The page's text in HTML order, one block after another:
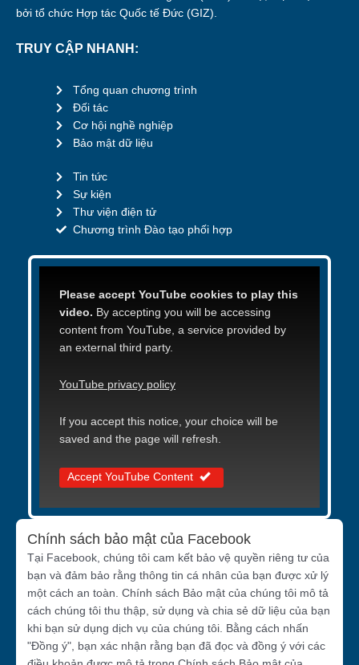
bởi tổ chức Hợp tác Quốc tế Đức (GIZ).
TRUY CẬP NHANH:
Tổng quan chương trình
Đối tác
Cơ hội nghề nghiệp
Bảo mật dữ liệu
Tin tức
Sự kiện
Thư viện điện tử
Chương trình Đào tạo phối hợp
Please accept YouTube cookies to play this
video. By accepting you will be accessing
content from YouTube, a service provided by
an external third party.
YouTube privacy policy
If you accept this notice, your choice will be
saved and the page will refresh.
Accept YouTube Content
Chính sách bảo mật của Facebook
Tại Facebook, chúng tôi cam kết bảo vệ quyền riêng tư của
bạn và đảm bảo rằng thông tin cá nhân của bạn được xử lý
một cách an toàn. Chính sách Bảo mật của chúng tôi mô tả
cách chúng tôi thu thập, sử dụng và chia sẻ dữ liệu của bạn
khi bạn sử dụng dịch vụ của chúng tôi. Bằng cách nhấn
"Đồng ý", bạn xác nhận rằng bạn đã đọc và đồng ý với các